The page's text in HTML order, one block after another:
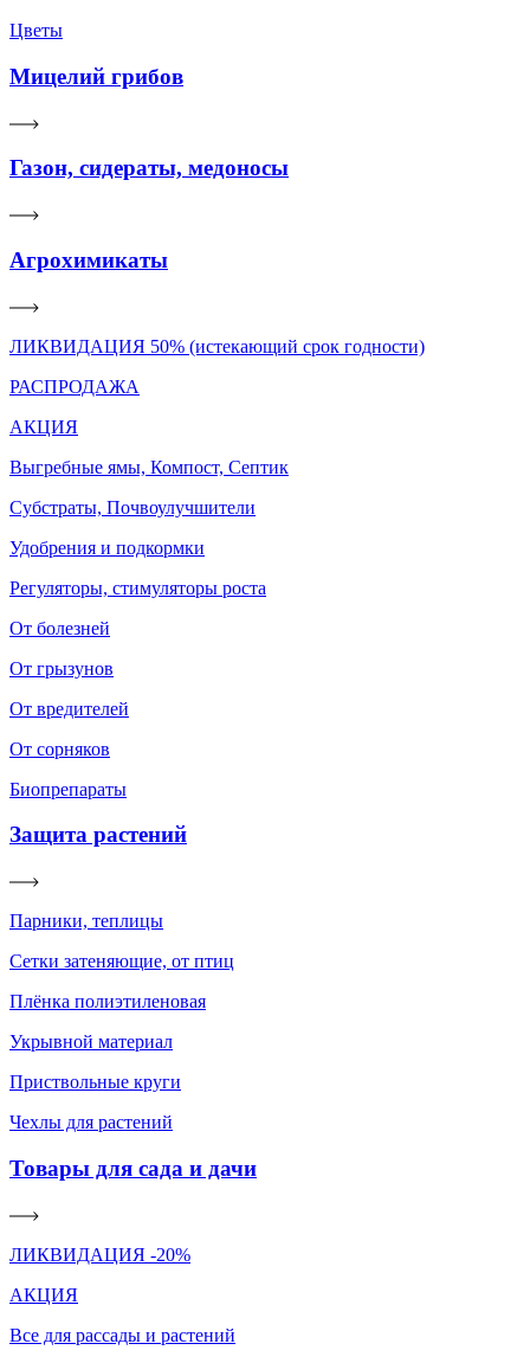
Цветы
Мицелий грибов
Газон, сидераты, медоносы
Агрохимикаты
ЛИКВИДАЦИЯ 50% (истекающий срок годности)
РАСПРОДАЖА
АКЦИЯ
Выгребные ямы, Компост, Септик
Субстраты, Почвоулучшители
Удобрения и подкормки
Регуляторы, стимуляторы роста
От болезней
От грызунов
От вредителей
От сорняков
Биопрепараты
Защита растений
Парники, теплицы
Сетки затеняющие, от птиц
Плёнка полиэтиленовая
Укрывной материал
Приствольные круги
Чехлы для растений
Товары для сада и дачи
ЛИКВИДАЦИЯ -20%
АКЦИЯ
Все для рассады и растений